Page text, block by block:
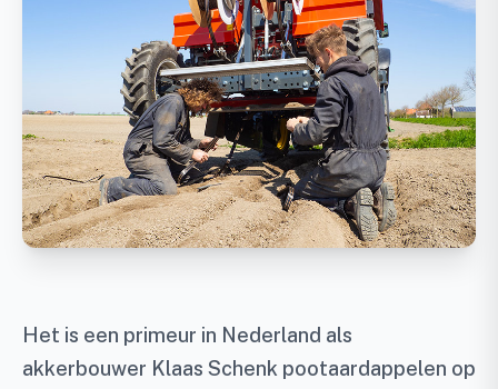
Het is een primeur in Nederland als
akkerbouwer Klaas Schenk pootaardappelen op